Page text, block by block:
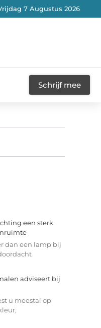
7 Augustus 2026
Schrijf mee
een sterk
dan een lamp bij
adviseert bij
u meestal op